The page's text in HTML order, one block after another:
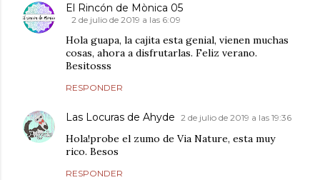
El Rincón de Mònica 05
2 de julio de 2019 a las 6:09
Hola guapa, la cajita esta genial, vienen muchas
cosas, ahora a disfrutarlas. Feliz verano.
Besitosss
RESPONDER
Las Locuras de Ahyde 2 de julio de 2019 a las 19:36
Hola!probe el zumo de Via Nature, esta muy
rico. Besos
RESPONDER